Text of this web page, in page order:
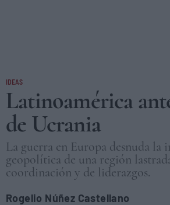
IDEAS
Latinoamérica
de Ucrania
La guerra en Europa desnuda la
geopolítica de una región
coordinación y de liderazgos.
Rogelio Núñez Castellano